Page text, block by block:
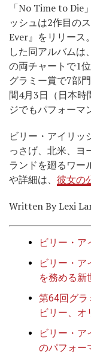
「No Time to Die
ッシュは2作目の
Ever』をリリース
した同アルバムは
の両チャートで1
グラミー賞で7部
間4月3日（日本時
ジでもパフォーマ
ビリー・アイリッ
っさげ、北米、ヨ
ランドを廻るワー
や詳細は、 彼女の
Written By Lexi
ビリー・ア
ビリー・ア
を務める新
第64回グラ
ビリー、オ
ビリー・ア
のパフォー